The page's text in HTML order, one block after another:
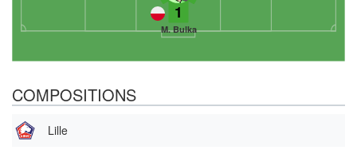
1
M. Bulka
COMPOSITIONS
Lille